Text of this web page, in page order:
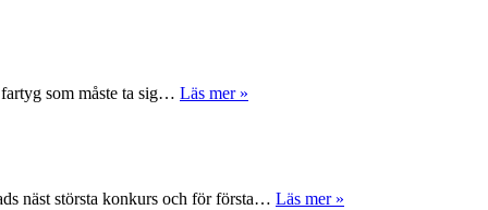
som måste ta sig… Läs mer »
näst största konkurs och för första… Läs mer »